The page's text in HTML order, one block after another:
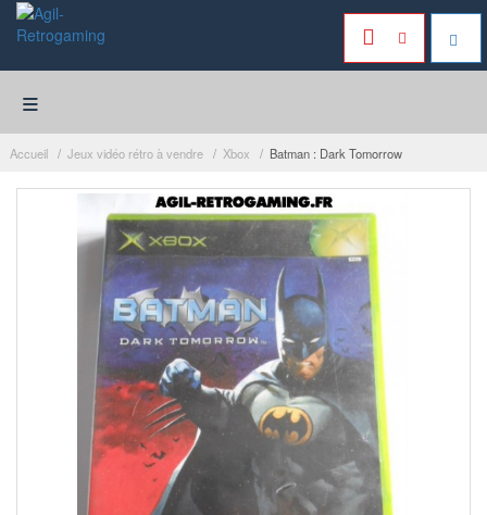
≡
Accueil Jeux vidéo rétro à vendre Xbox Batman : Dark Tomorrow